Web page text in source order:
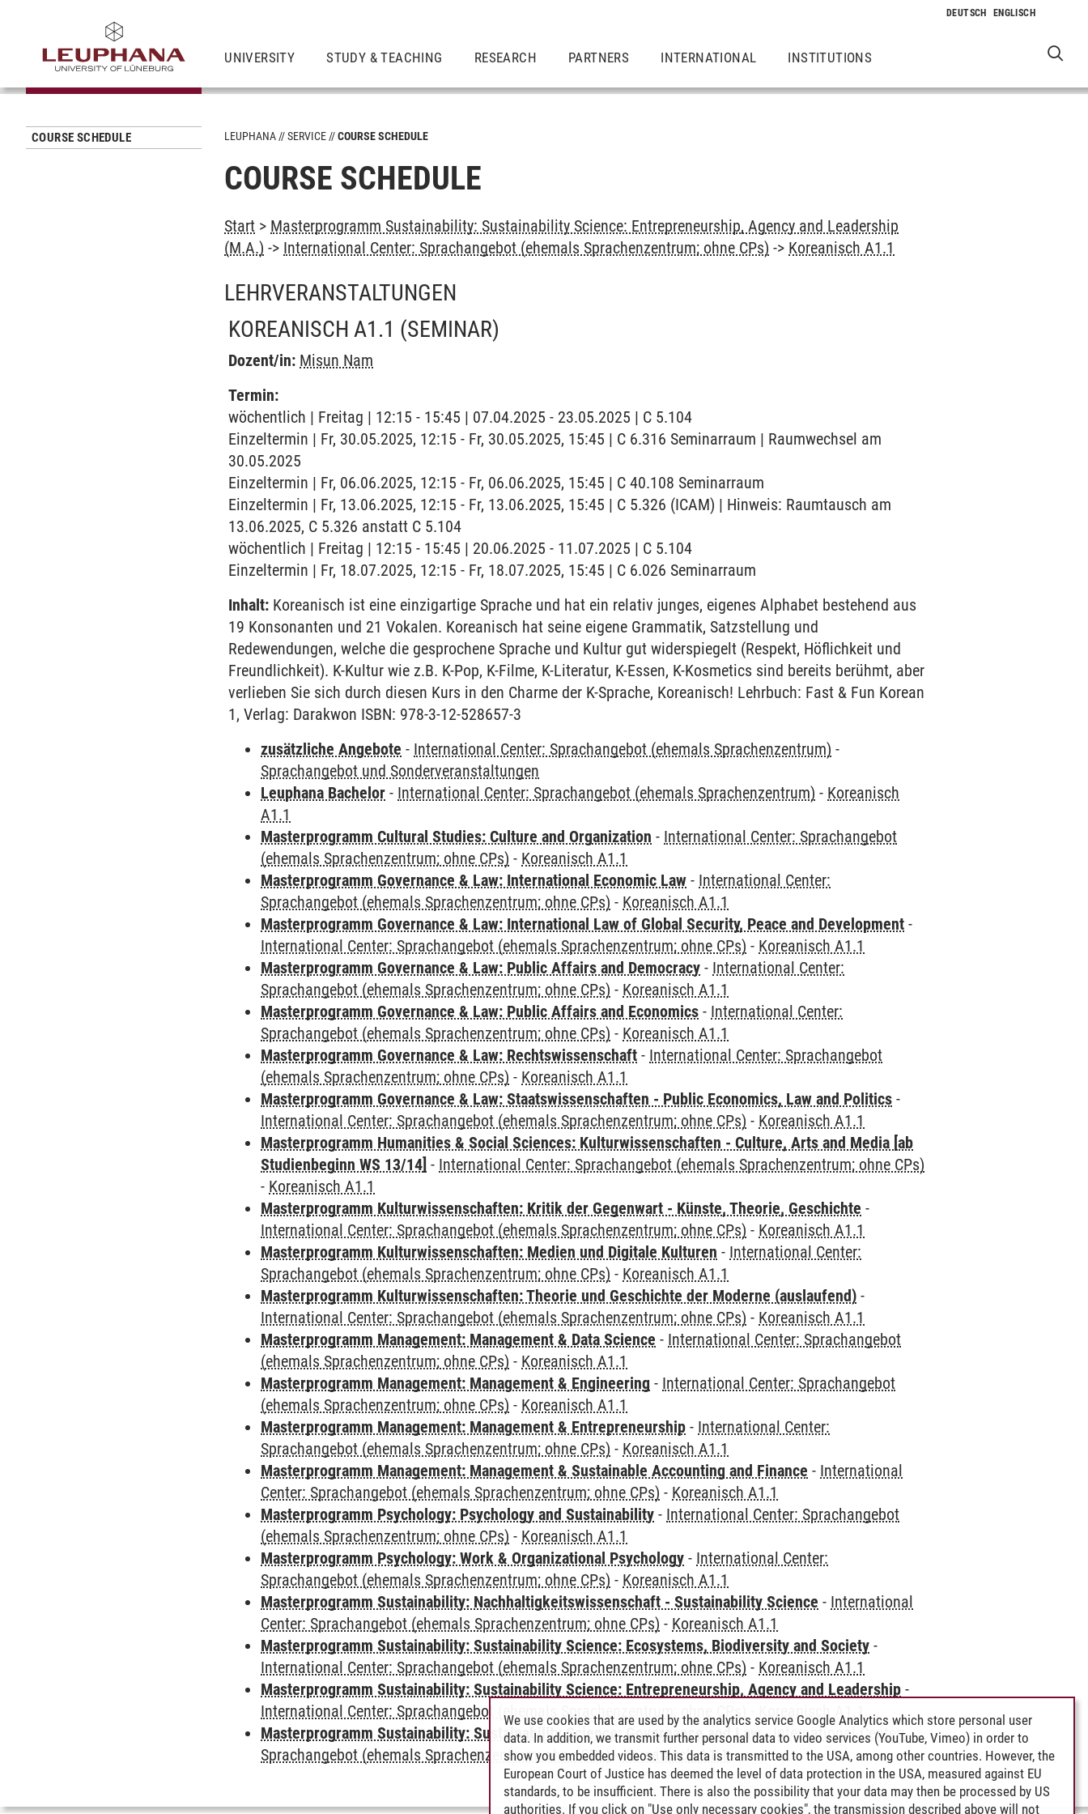
UNIVERSITY STUDY & TEACHING RESEARCH PARTNERS INTERNATIONAL INSTITUTIONS
COURSE SCHEDULE LEUPHANA SERVICE COURSE SCHEDULE
COURSE SCHEDULE
Start > Masterprogramm Sustainability: Sustainability Science: Entrepreneurship, Agency and Leadership
(M.A.) -> International Center: Sprachangebot (ehemals Sprachenzentrum; ohne CPs) -> Koreanisch A1.1
LEHRVERANSTALTUNGEN
KOREANISCH A1.1 (SEMINAR)
Dozent/in: Misun Nam
Termin:
wöchentlich | Freitag | 12:15 - 15:45 | 07.04.2025 - 23.05.2025 | C 5.104
Einzeltermin | Fr, 30.05.2025, 12:15 - Fr, 30.05.2025, 15:45 | C 6.316 Seminarraum | Raumwechsel am
30.05.2025
Einzeltermin | Fr, 06.06.2025, 12:15 - Fr, 06.06.2025, 15:45 | C 40.108 Seminarraum
Einzeltermin | Fr, 13.06.2025, 12:15 - Fr, 13.06.2025, 15:45 | C 5.326 (ICAM) | Hinweis: Raumtausch am
13.06.2025, C 5.326 anstatt C 5.104
wöchentlich | Freitag | 12:15 - 15:45 | 20.06.2025 - 11.07.2025 | C 5.104
Einzeltermin | Fr, 18.07.2025, 12:15 - Fr, 18.07.2025, 15:45 | C 6.026 Seminarraum
Inhalt: Koreanisch ist eine einzigartige Sprache und hat ein relativ junges, eigenes Alphabet bestehend aus
19 Konsonanten und 21 Vokalen. Koreanisch hat seine eigene Grammatik, Satzstellung und
Redewendungen, welche die gesprochene Sprache und Kultur gut widerspiegelt (Respekt, Höflichkeit und
Freundlichkeit). K-Kultur wie z.B. K-Pop, K-Filme, K-Literatur, K-Essen, K-Kosmetics sind bereits berühmt, aber
verlieben Sie sich durch diesen Kurs in den Charme der K-Sprache, Koreanisch! Lehrbuch: Fast & Fun Korean
1, Verlag: Darakwon ISBN: 978-3-12-528657-3
zusätzliche Angebote - International Center: Sprachangebot (ehemals Sprachenzentrum) -
Sprachangebot und Sonderveranstaltungen
Leuphana Bachelor - International Center: Sprachangebot (ehemals Sprachenzentrum) - Koreanisch
A1.1
Masterprogramm Cultural Studies: Culture and Organization - International Center: Sprachangebot
(ehemals Sprachenzentrum; ohne CPs) - Koreanisch A1.1
Masterprogramm Governance & Law: International Economic Law - International Center:
Sprachangebot (ehemals Sprachenzentrum; ohne CPs) - Koreanisch A1.1
Masterprogramm Governance & Law: International Law of Global Security, Peace and Development -
International Center: Sprachangebot (ehemals Sprachenzentrum; ohne CPs) - Koreanisch A1.1
Masterprogramm Governance & Law: Public Affairs and Democracy - International Center:
Sprachangebot (ehemals Sprachenzentrum; ohne CPs) - Koreanisch A1.1
Masterprogramm Governance & Law: Public Affairs and Economics - International Center:
Sprachangebot (ehemals Sprachenzentrum; ohne CPs) - Koreanisch A1.1
Masterprogramm Governance & Law: Rechtswissenschaft - International Center: Sprachangebot
(ehemals Sprachenzentrum; ohne CPs) - Koreanisch A1.1
Masterprogramm Governance & Law: Staatswissenschaften - Public Economics, Law and Politics -
International Center: Sprachangebot (ehemals Sprachenzentrum; ohne CPs) - Koreanisch A1.1
Masterprogramm Humanities & Social Sciences: Kulturwissenschaften - Culture, Arts and Media [ab
Studienbeginn WS 13/14] - International Center: Sprachangebot (ehemals Sprachenzentrum; ohne CPs)
- Koreanisch A1.1
Masterprogramm Kulturwissenschaften: Kritik der Gegenwart - Künste, Theorie, Geschichte -
International Center: Sprachangebot (ehemals Sprachenzentrum; ohne CPs) - Koreanisch A1.1
Masterprogramm Kulturwissenschaften: Medien und Digitale Kulturen - International Center:
Sprachangebot (ehemals Sprachenzentrum; ohne CPs) - Koreanisch A1.1
Masterprogramm Kulturwissenschaften: Theorie und Geschichte der Moderne (auslaufend) -
International Center: Sprachangebot (ehemals Sprachenzentrum; ohne CPs) - Koreanisch A1.1
Masterprogramm Management: Management & Data Science - International Center: Sprachangebot
(ehemals Sprachenzentrum; ohne CPs) - Koreanisch A1.1
Masterprogramm Management: Management & Engineering - International Center: Sprachangebot
(ehemals Sprachenzentrum; ohne CPs) - Koreanisch A1.1
Masterprogramm Management: Management & Entrepreneurship - International Center:
Sprachangebot (ehemals Sprachenzentrum; ohne CPs) - Koreanisch A1.1
Masterprogramm Management: Management & Sustainable Accounting and Finance - International
Center: Sprachangebot (ehemals Sprachenzentrum; ohne CPs) - Koreanisch A1.1
Masterprogramm Psychology: Psychology and Sustainability - International Center: Sprachangebot
(ehemals Sprachenzentrum; ohne CPs) - Koreanisch A1.1
Masterprogramm Psychology: Work & Organizational Psychology - International Center:
Sprachangebot (ehemals Sprachenzentrum; ohne CPs) - Koreanisch A1.1
Masterprogramm Sustainability: Nachhaltigkeitswissenschaft - Sustainability Science - International
Center: Sprachangebot (ehemals Sprachenzentrum; ohne CPs) - Koreanisch A1.1
Masterprogramm Sustainability: Sustainability Science: Ecosystems, Biodiversity and Society -
International Center: Sprachangebot (ehemals Sprachenzentrum; ohne CPs) - Koreanisch A1.1
Masterprogramm Sustainability: Sustainability Science: Entrepreneurship, Agency and Leadership -
International Center: Sprachangebot (ehemals Sprachenzentrum; ohne CPs)
Koreanisch A1.1
Masterprogramm Sustainability: Sustainability Science: Governance and Law-International Center:
Sprachangebot (ehemals Sprachenzentrum; ohne CPs)-Koreanisch A1.1
We use cookies that are used by the analytics service Google Analytics which store personal user
data. In addition, we transmit further personal data to video services (YouTube, Vimeo) in order to
show you embedded videos. This data is transmitted to the USA, among other countries. However, the
European Court of Justice has deemed the level of data protection in the USA, measured against EU
standards, to be insufficient. There is also the possibility that your data may then be processed by US
authorities. If you click on "Use only necessary cookies", the transmission described above will not